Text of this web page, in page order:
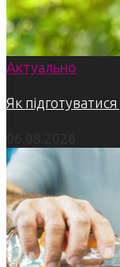
Актуально
Як